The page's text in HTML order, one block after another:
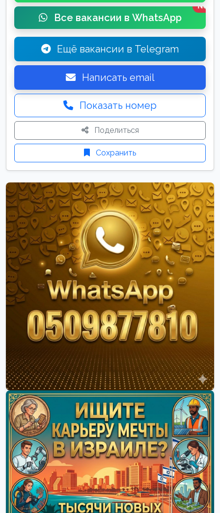
Все вакансии в WhatsApp
New
Ещё вакансии в Telegram
Написать email
Показать номер
Поделиться
Сохранить